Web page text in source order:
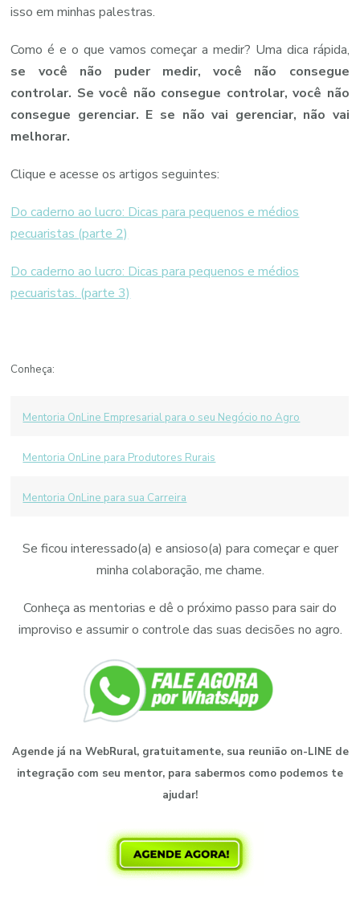
isso em minhas palestras.
Como é e o que vamos começar a medir? Uma dica rápida,
se você não puder medir, você não consegue
controlar. Se você não consegue controlar, você não
consegue gerenciar. E se não vai gerenciar, não vai
melhorar.
Clique e acesse os artigos seguintes:
Do caderno ao lucro: Dicas para pequenos e médios
pecuaristas (parte 2)
Do caderno ao lucro: Dicas para pequenos e médios
pecuaristas. (parte 3)
Conheça:
Mentoria OnLine Empresarial para o seu Negócio no Agro
Mentoria OnLine para Produtores Rurais
Mentoria OnLine para sua Carreira
Se ficou interessado(a) e ansioso(a) para começar e quer
minha colaboração, me chame.
Conheça as mentorias e dê o próximo passo para sair do
improviso e assumir o controle das suas decisões no agro.
Agende já na WebRural, gratuitamente, sua reunião on-LINE de
integração com seu mentor, para sabermos como podemos te
ajudar!